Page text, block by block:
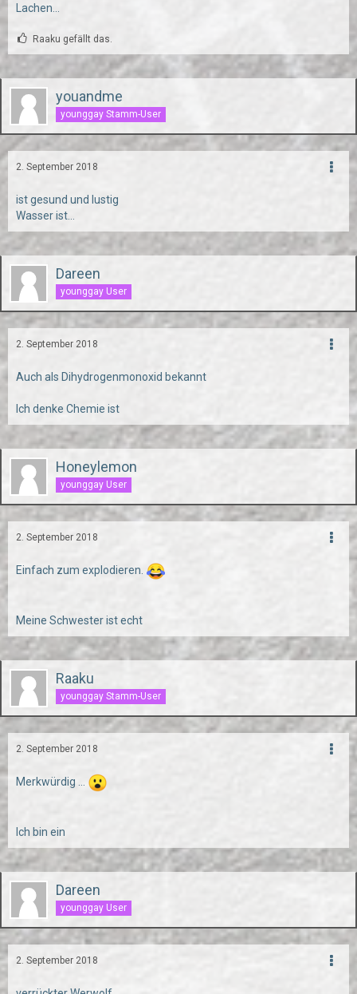
Lachen...
Raaku gefällt das.
youandme
younggay Stamm-User
2. September 2018
ist gesund und lustig
Wasser ist...
Dareen
younggay User
2. September 2018
Auch als Dihydrogenmonoxid bekannt
Ich denke Chemie ist
Honeylemon
younggay User
2. September 2018
Einfach zum explodieren.
Meine Schwester ist echt
Raaku
younggay Stamm-User
2. September 2018
Merkwürdig ...
Ich bin ein
Dareen
younggay User
2. September 2018